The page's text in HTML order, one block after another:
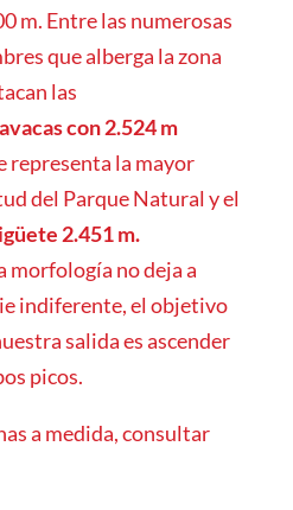
m. Entre las numerosas
que alberga la zona
las
con 2.524 m
representa la mayor
del Parque Natural y el
2.451 m.
morfología no deja a
indiferente, el objetivo
salida es ascender
picos.
a medida, consultar